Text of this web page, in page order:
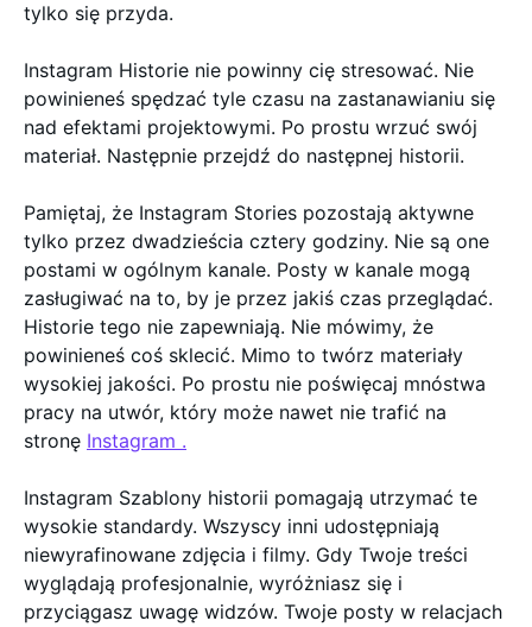
tylko się przyda.
Instagram Historie nie powinny cię stresować. Nie
powinieneś spędzać tyle czasu na zastanawianiu się
nad efektami projektowymi. Po prostu wrzuć swój
materiał. Następnie przejdź do następnej historii.
Pamiętaj, że Instagram Stories pozostają aktywne
tylko przez dwadzieścia cztery godziny. Nie są one
postami w ogólnym kanale. Posty w kanale mogą
zasługiwać na to, by je przez jakiś czas przeglądać.
Historie tego nie zapewniają. Nie mówimy, że
powinieneś coś sklecić. Mimo to twórz materiały
wysokiej jakości. Po prostu nie poświęcaj mnóstwa
pracy na utwór, który może nawet nie trafić na
stronę Instagram .
Instagram Szablony historii pomagają utrzymać te
wysokie standardy. Wszyscy inni udostępniają
niewyrafinowane zdjęcia i filmy. Gdy Twoje treści
wyglądają profesjonalnie, wyróżniasz się i
przyciągasz uwagę widzów. Twoje posty w relacjach